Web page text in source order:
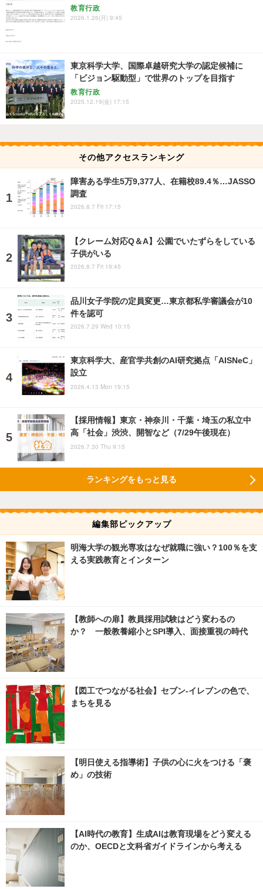
教育行政
2026.1.26(月) 9:45
東京科学大学、国際卓越研究大学の認定候補に
「ビジョン駆動型」で世界のトップを目指す
教育行政
2025.12.19(金) 17:15
その他アクセスランキング
障害ある学生5万9,377人、在籍校89.4％…JASSO
調査
2026.8.7 Fri 17:15
【クレーム対応Q＆A】公園でいたずらをしている
子供がいる
2026.8.7 Fri 19:45
品川女子学院の定員変更…東京都私学審議会が10
件を認可
2026.7.29 Wed 10:15
東京科学大、産官学共創のAI研究拠点「AISNeC」
設立
2026.4.13 Mon 19:15
【採用情報】東京・神奈川・千葉・埼玉の私立中
高「社会」渋渋、開智など（7/29午後現在）
2026.7.30 Thu 9:15
ランキングをもっと見る
編集部ピックアップ
明海大学の観光専攻はなぜ就職に強い？100％を支
える実践教育とインターン
【教師への扉】教員採用試験はどう変わるの
か？ 一般教養縮小とSPI導入、面接重視の時代
【図工でつながる社会】セブン‐イレブンの色で、
まちを見る
【明日使える指導術】子供の心に火をつける「褒
め」の技術
【AI時代の教育】生成AIは教育現場をどう変える
のか、OECDと文科省ガイドラインから考える